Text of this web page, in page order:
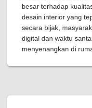
besar terhadap
desain interior yang
secara bijak,
digital dan waktu
menyenangkan di